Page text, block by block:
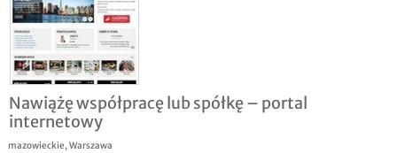
Nawiążę współpracę lub spółkę – portal
internetowy
mazowieckie,Warszawa